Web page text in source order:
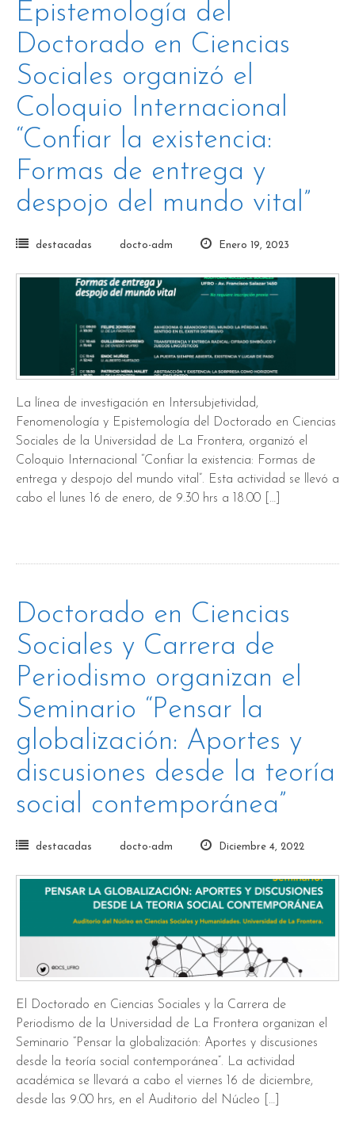
Epistemología del
Doctorado en Ciencias
Sociales organizó el
Coloquio Internacional
“Confiar la existencia:
Formas de entrega y
despojo del mundo vital”
destacadas docto-adm Enero 19, 2023
La línea de investigación en Intersubjetividad,
Fenomenología y Epistemología del Doctorado en Ciencias
Sociales de la Universidad de La Frontera, organizó el
Coloquio Internacional “Confiar la existencia: Formas de
entrega y despojo del mundo vital”. Esta actividad se llevó a
cabo el lunes 16 de enero, de 9.30 hrs a 18.00 […]
Doctorado en Ciencias
Sociales y Carrera de
Periodismo organizan el
Seminario “Pensar la
globalización: Aportes y
discusiones desde la teoría
social contemporánea”
destacadas docto-adm Diciembre 4, 2022
El Doctorado en Ciencias Sociales y la Carrera de
Periodismo de la Universidad de La Frontera organizan el
Seminario “Pensar la globalización: Aportes y discusiones
desde la teoría social contemporánea”. La actividad
académica se llevará a cabo el viernes 16 de diciembre,
desde las 9.00 hrs, en el Auditorio del Núcleo […]